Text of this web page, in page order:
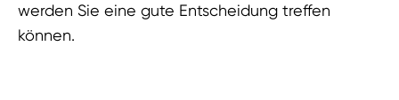
werden Sie eine gute Entscheidung treffen
können.